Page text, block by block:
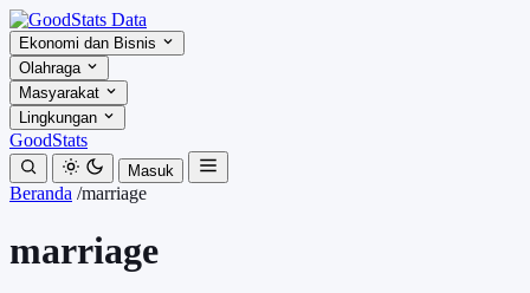
Ekonomi dan Bisnis
Olahraga
Masyarakat
Lingkungan
GoodStats
Masuk
Beranda /marriage
marriage